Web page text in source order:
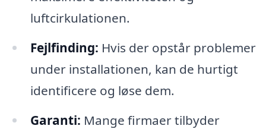
luftcirkulationen.
Fejlfinding: Hvis der opstår problemer
under installationen, kan de hurtigt
identificere og løse dem.
Garanti: Mange firmaer tilbyder